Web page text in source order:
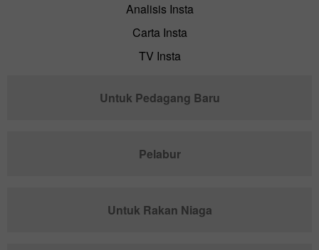
Analisis Insta
Carta Insta
TV Insta
Untuk Pedagang Baru
Pelabur
Untuk Rakan Niaga